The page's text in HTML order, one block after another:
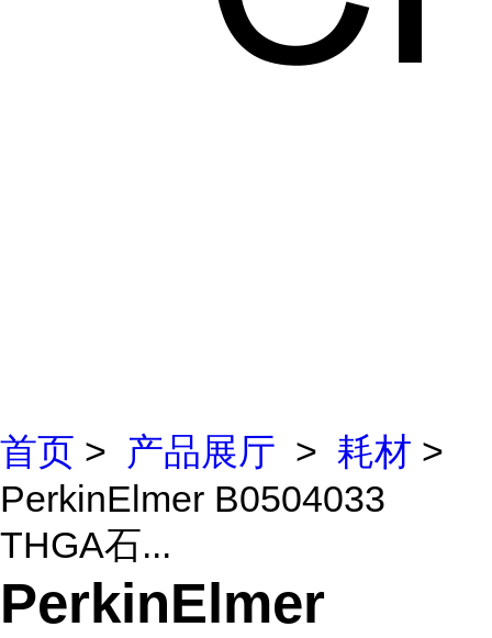
首页 > 产品展厅 > 耗材 >
PerkinElmer B0504033
THGA石...
PerkinElmer